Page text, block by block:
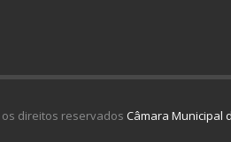
direitos reservados Câmara Municipal